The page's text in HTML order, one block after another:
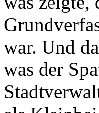
war. Und
was der